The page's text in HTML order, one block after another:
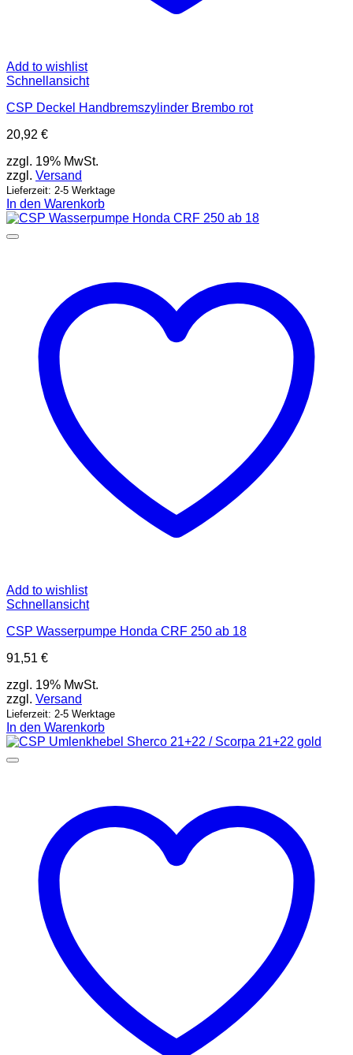
Add to wishlist
Schnellansicht
CSP Deckel Handbremszylinder Brembo rot
20,92 €
zzgl. 19% MwSt.
zzgl. Versand
Lieferzeit: 2-5 Werktage
In den Warenkorb
Add to wishlist
Schnellansicht
CSP Wasserpumpe Honda CRF 250 ab 18
91,51 €
zzgl. 19% MwSt.
zzgl. Versand
Lieferzeit: 2-5 Werktage
In den Warenkorb